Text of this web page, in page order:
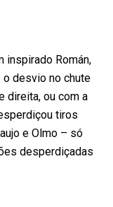
inspirado Román,
o desvio no chute
direita, ou com a
tiros
e Olmo – só
desperdiçadas